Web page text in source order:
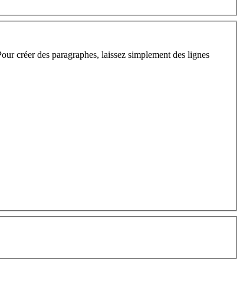
créer des paragraphes, laissez simplement des lignes